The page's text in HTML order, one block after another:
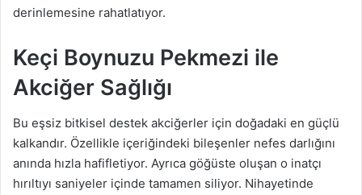
derinlemesine rahatlatıyor.
Keçi Boynuzu Pekmezi ile
Akciğer Sağlığı
Bu eşsiz bitkisel destek akciğerler için doğadaki en güçlü
kalkandır. Özellikle içeriğindeki bileşenler nefes darlığını
anında hızla hafifletiyor. Ayrıca göğüste oluşan o inatçı
hırıltıyı saniyeler içinde tamamen siliyor. Nihayetinde